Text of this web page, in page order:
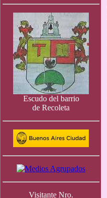
Escudo del barrio
de Recoleta
Visitante Nro.